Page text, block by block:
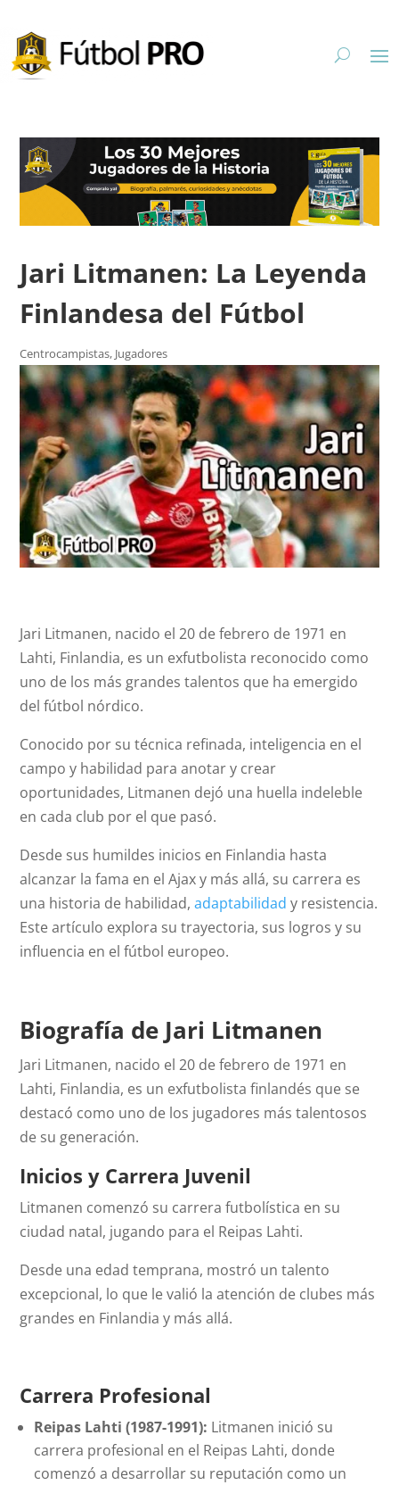
Jari Litmanen: La Leyenda
Finlandesa del Fútbol
Centrocampistas, Jugadores
Jari Litmanen, nacido el 20 de febrero de 1971 en
Lahti, Finlandia, es un exfutbolista reconocido como
uno de los más grandes talentos que ha emergido
del fútbol nórdico.
Conocido por su técnica refinada, inteligencia en el
campo y habilidad para anotar y crear
oportunidades, Litmanen dejó una huella indeleble
en cada club por el que pasó.
Desde sus humildes inicios en Finlandia hasta
alcanzar la fama en el Ajax y más allá, su carrera es
una historia de habilidad,adaptabilidad y resistencia.
Este artículo explora su trayectoria, sus logros y su
influencia en el fútbol europeo.
Biografía de Jari Litmanen
Jari Litmanen, nacido el 20 de febrero de 1971 en
Lahti, Finlandia, es un exfutbolista finlandés que se
destacó como uno de los jugadores más talentosos
de su generación.
Inicios y Carrera Juvenil
Litmanen comenzó su carrera futbolística en su
ciudad natal, jugando para el Reipas Lahti.
Desde una edad temprana, mostró un talento
excepcional, lo que le valió la atención de clubes más
grandes en Finlandia y más allá.
Carrera Profesional
Reipas Lahti (1987-1991): Litmanen inició su
carrera profesional en el Reipas Lahti, donde
comenzó a desarrollar su reputación como un